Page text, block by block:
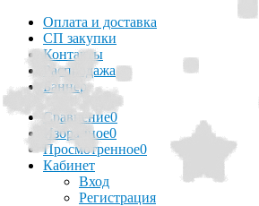
Оплата и доставка
СП закупки
Контакты
Распродажа
Баннер
Сравнение0
Избранное0
Просмотренное0
Кабинет
Вход
Регистрация